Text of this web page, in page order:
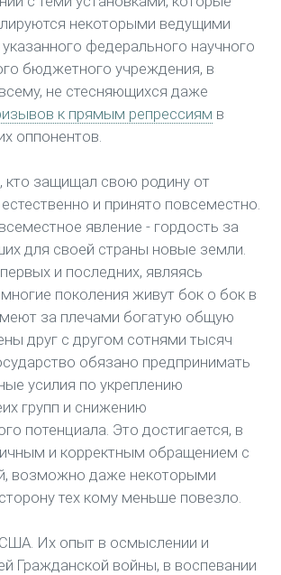
некоторыми ведущими
федерального научного
бюджетного учреждения, в
не стесняющихся даже
к прямым репрессиям в
оппонентов.
кто защищал свою родину от
и принято повсеместно.
явление - гордость за
для своей страны новые земли.
и последних, являясь
поколения живут бок о бок в
за плечами богатую общую
друг с другом сотнями тысяч
обязано предпринимать
усилия по укреплению
групп и снижению
потенциала. Это достигается, в
и корректным обращением с
возможно даже некоторыми
тех кому меньше повезло.
Их опыт в осмыслении и
Гражданской войны, в воспевании